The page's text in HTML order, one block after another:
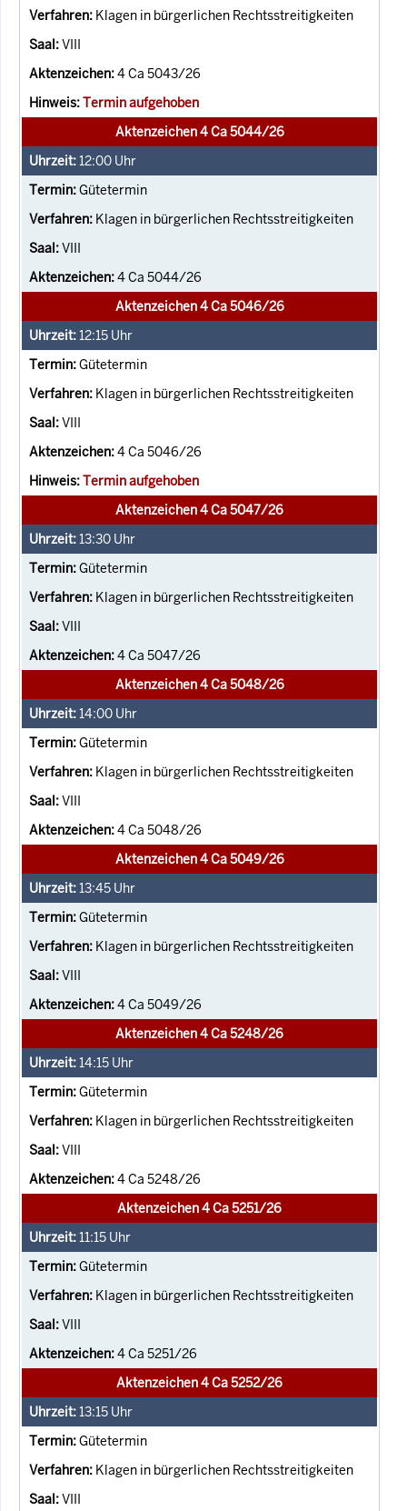
Klagen in bürgerlichen Rechtsstreitigkeiten
VIII
4 Ca 5043/26
Termin aufgehoben
Aktenzeichen 4 Ca 5044/26
12:00 Uhr
Gütetermin
Klagen in bürgerlichen Rechtsstreitigkeiten
VIII
4 Ca 5044/26
Aktenzeichen 4 Ca 5046/26
12:15 Uhr
Gütetermin
Klagen in bürgerlichen Rechtsstreitigkeiten
VIII
4 Ca 5046/26
Termin aufgehoben
Aktenzeichen 4 Ca 5047/26
13:30 Uhr
Gütetermin
Klagen in bürgerlichen Rechtsstreitigkeiten
VIII
4 Ca 5047/26
Aktenzeichen 4 Ca 5048/26
14:00 Uhr
Gütetermin
Klagen in bürgerlichen Rechtsstreitigkeiten
VIII
4 Ca 5048/26
Aktenzeichen 4 Ca 5049/26
13:45 Uhr
Gütetermin
Klagen in bürgerlichen Rechtsstreitigkeiten
VIII
4 Ca 5049/26
Aktenzeichen 4 Ca 5248/26
14:15 Uhr
Gütetermin
Klagen in bürgerlichen Rechtsstreitigkeiten
VIII
4 Ca 5248/26
Aktenzeichen 4 Ca 5251/26
11:15 Uhr
Gütetermin
Klagen in bürgerlichen Rechtsstreitigkeiten
VIII
4 Ca 5251/26
Aktenzeichen 4 Ca 5252/26
13:15 Uhr
Gütetermin
Klagen in bürgerlichen Rechtsstreitigkeiten
VIII